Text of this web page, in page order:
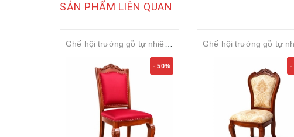
SẢN PHẨM LIÊN QUAN
Ghế hội trường gỗ tự nhiên sơn PU bọc nỉ cao cấp SVGHT026
- 50% -